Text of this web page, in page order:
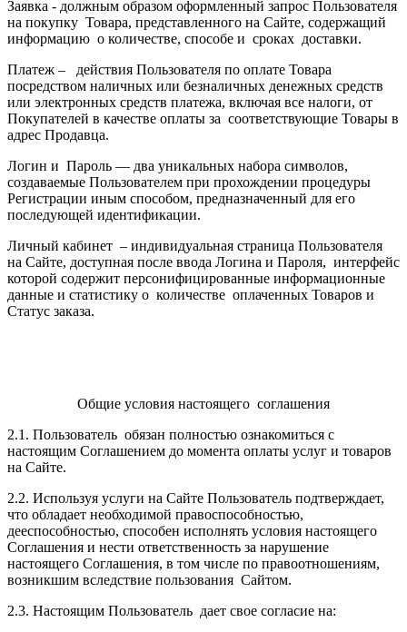
Заявка - должным образом оформленный запрос Пользователя
на покупку Товара, представленного на Сайте, содержащий
информацию о количестве, способе и сроках доставки.
Платеж – действия Пользователя по оплате Товара
посредством наличных или безналичных денежных средств
или электронных средств платежа, включая все налоги, от
Покупателей в качестве оплаты за соответствующие Товары в
адрес Продавца.
Логин и Пароль — два уникальных набора символов,
создаваемые Пользователем при прохождении процедуры
Регистрации иным способом, предназначенный для его
последующей идентификации.
Личный кабинет – индивидуальная страница Пользователя
на Сайте, доступная после ввода Логина и Пароля, интерфейс
которой содержит персонифицированные информационные
данные и статистику о количестве оплаченных Товаров и
Статус заказа.
Общие условия настоящего соглашения
2.1. Пользователь обязан полностью ознакомиться с
настоящим Соглашением до момента оплаты услуг и товаров
на Сайте.
2.2. Используя услуги на Сайте Пользователь подтверждает,
что обладает необходимой правоспособностью,
дееспособностью, способен исполнять условия настоящего
Соглашения и нести ответственность за нарушение
настоящего Соглашения, в том числе по правоотношениям,
возникшим вследствие пользования Сайтом.
2.3. Настоящим Пользователь дает свое согласие на: